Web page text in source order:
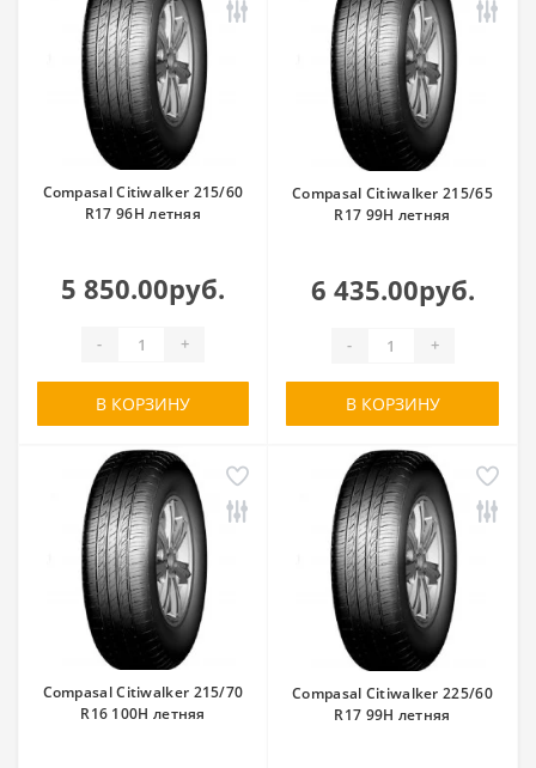
Compasal Citiwalker 215/60
R17 96H летняя
5 850.00руб.
- +
В КОРЗИНУ
Compasal Citiwalker 215/65
R17 99H летняя
6 435.00руб.
- +
В КОРЗИНУ
Compasal Citiwalker 215/70
R16 100H летняя
Compasal Citiwalker 225/60
R17 99H летняя